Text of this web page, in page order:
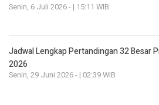
Senin, 6 Juli 2026 - | 15:11 WIB
Jadwal Lengkap Pertandingan 32 Besar
2026
Senin, 29 Juni 2026 - | 02:39 WIB